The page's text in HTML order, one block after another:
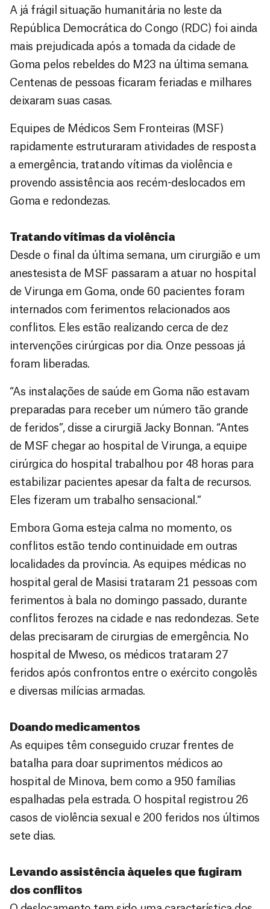
A já frágil situação humanitária no leste da
República Democrática do Congo (RDC) foi ainda
mais prejudicada após a tomada da cidade de
Goma pelos rebeldes do M23 na última semana.
Centenas de pessoas ficaram feriadas e milhares
deixaram suas casas.
Equipes de Médicos Sem Fronteiras (MSF)
rapidamente estruturaram atividades de resposta
a emergência, tratando vítimas da violência e
provendo assistência aos recém-deslocados em
Goma e redondezas.
Tratando vítimas da violência
Desde o final da última semana, um cirurgião e um
anestesista de MSF passaram a atuar no hospital
de Virunga em Goma, onde 60 pacientes foram
internados com ferimentos relacionados aos
conflitos. Eles estão realizando cerca de dez
intervenções cirúrgicas por dia. Onze pessoas já
foram liberadas.
“As instalações de saúde em Goma não estavam
preparadas para receber um número tão grande
de feridos”, disse a cirurgiã Jacky Bonnan. “Antes
de MSF chegar ao hospital de Virunga, a equipe
cirúrgica do hospital trabalhou por 48 horas para
estabilizar pacientes apesar da falta de recursos.
Eles fizeram um trabalho sensacional.”
Embora Goma esteja calma no momento, os
conflitos estão tendo continuidade em outras
localidades da província. As equipes médicas no
hospital geral de Masisi trataram 21 pessoas com
ferimentos à bala no domingo passado, durante
conflitos ferozes na cidade e nas redondezas. Sete
delas precisaram de cirurgias de emergência. No
hospital de Mweso, os médicos trataram 27
feridos após confrontos entre o exército congolês
e diversas milícias armadas.
Doando medicamentos
As equipes têm conseguido cruzar frentes de
batalha para doar suprimentos médicos ao
hospital de Minova, bem como a 950 famílias
espalhadas pela estrada. O hospital registrou 26
casos de violência sexual e 200 feridos nos últimos
sete dias.
Levando assistência àqueles que fugiram
dos conflitos